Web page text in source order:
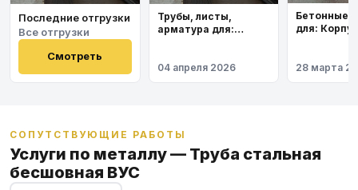
Последние отгрузки
Все отгрузки
Смотреть
Трубы, листы,
арматура для:
04 апреля 2026
Бетонные
для:
28 марта
СОПУТСТВУЮЩИЕ РАБОТЫ
Услуги по металлу — Труба стальная
бесшовная ВУС